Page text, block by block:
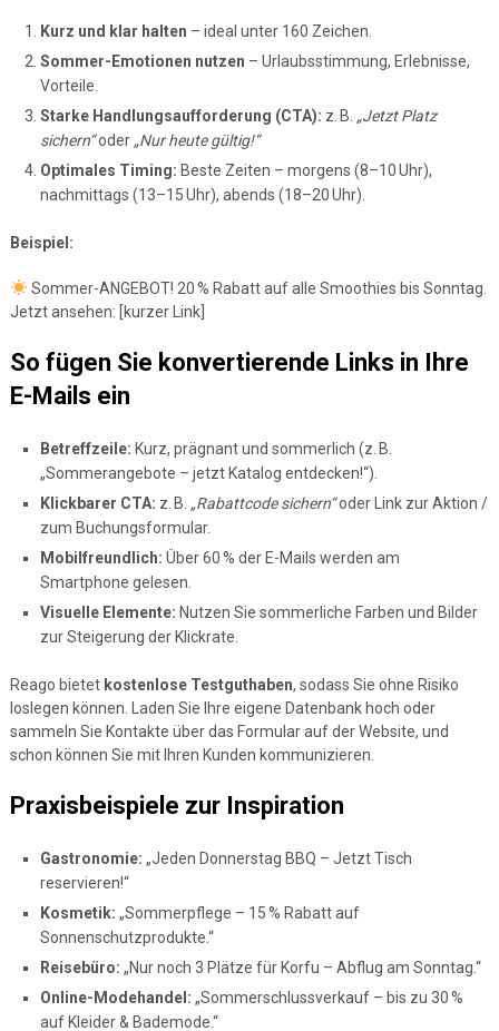
Kurz und klar halten – ideal unter 160 Zeichen.
Sommer-Emotionen nutzen – Urlaubsstimmung, Erlebnisse,
Vorteile.
Starke Handlungsaufforderung (CTA): z. B. „Jetzt Platz
sichern“oder „Nur heute gültig!“
Optimales Timing: Beste Zeiten – morgens (8–10 Uhr),
nachmittags (13–15 Uhr), abends (18–20 Uhr).
Beispiel:
Sommer-ANGEBOT! 20 % Rabatt auf alle Smoothies bis Sonntag.
Jetzt ansehen: [kurzer Link]
So fügen Sie konvertierende Links in Ihre
E-Mails ein
Betreffzeile: Kurz, prägnant und sommerlich (z. B.
„Sommerangebote – jetzt Katalog entdecken!“).
Klickbarer CTA: z. B. „Rabattcode sichern“oder Link zur Aktion /
zum Buchungsformular.
Mobilfreundlich: Über 60 % der E-Mails werden am
Smartphone gelesen.
Visuelle Elemente: Nutzen Sie sommerliche Farben und Bilder
zur Steigerung der Klickrate.
Reago bietet kostenlose Testguthaben, sodass Sie ohne Risiko
loslegen können. Laden Sie Ihre eigene Datenbank hoch oder
sammeln Sie Kontakte über das Formular auf der Website, und
schon können Sie mit Ihren Kunden kommunizieren.
Praxisbeispiele zur Inspiration
Gastronomie: „Jeden Donnerstag BBQ – Jetzt Tisch
reservieren!“
Kosmetik: „Sommerpflege – 15 % Rabatt auf
Sonnenschutzprodukte.“
Reisebüro: „Nur noch 3 Plätze für Korfu – Abflug am Sonntag.“
Online-Modehandel: „Sommerschlussverkauf – bis zu 30 %
auf Kleider & Bademode.“